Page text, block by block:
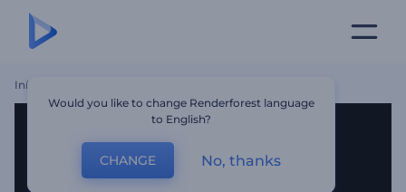
Início
Would you like to change Renderforest language
to English?
CHANGE No, thanks